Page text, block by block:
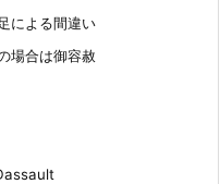
による間違い
場合は御容赦